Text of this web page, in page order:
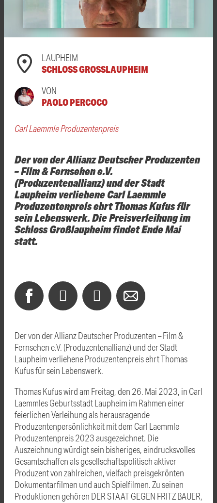
LAUPHEIM
SCHLOSS GROSSLAUPHEIM
VON
PAOLO PERCOCO
Carl Laemmle Produzentenpreis
Der von der Allianz Deutscher Produzenten
– Film & Fernsehen e.V.
(Produzentenallianz) und der Stadt
Laupheim verliehene Carl Laemmle
Produzentenpreis ehrt Thomas Kufus für
sein Lebenswerk. Die Preisverleihung im
Schloss Großlaupheim findet Ende Mai
statt.
Der von der Allianz Deutscher Produzenten – Film &
Fernsehen e.V. (Produzentenallianz) und der Stadt
Laupheim verliehene Produzentenpreis ehrt Thomas
Kufus für sein Lebenswerk.
Thomas Kufus wird am Freitag, den 26. Mai 2023, in Carl
Laemmles Geburtsstadt Laupheim im Rahmen einer
feierlichen Verleihung als herausragende
Produzentenpersönlichkeit mit dem Carl Laemmle
Produzentenpreis 2023 ausgezeichnet. Die
Auszeichnung würdigt sein bisheriges, eindrucksvolles
Gesamtschaffen als gesellschaftspolitisch aktiver
Produzent von zahlreichen, vielfach preisgekrönten
Dokumentarfilmen und auch Spielfilmen. Zu seinen
Produktionen gehören DER STAAT GEGEN FRITZ BAUER,